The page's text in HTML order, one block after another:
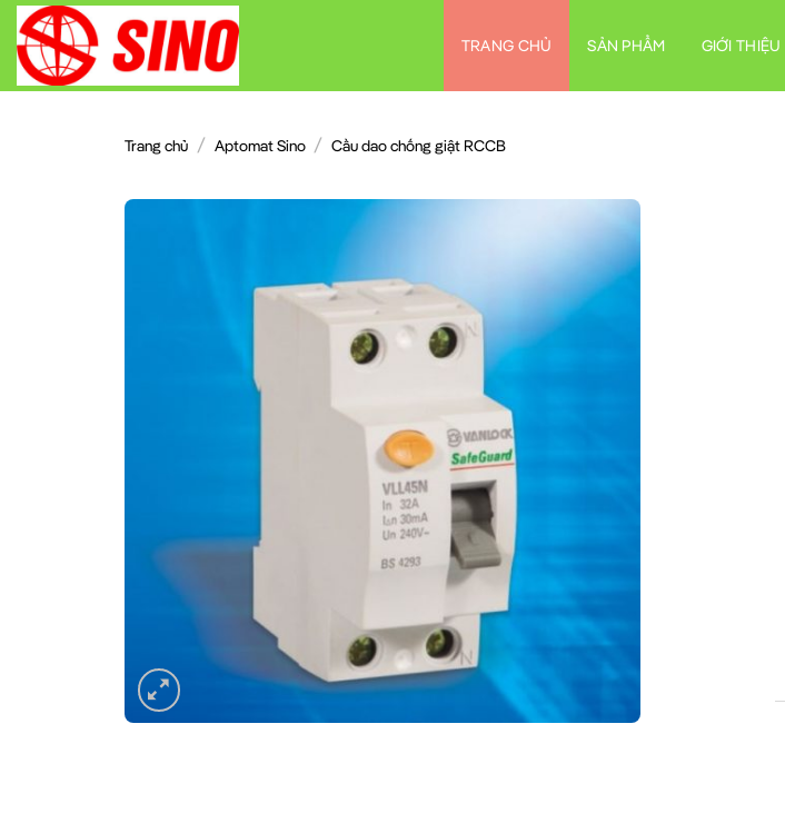
Chuyển
đến
nội
dung
TRANG CHỦ SẢN PHẨM GIỚI THIỆU
Trang chủ / Aptomat Sino / Cầu dao chống giật RCCB